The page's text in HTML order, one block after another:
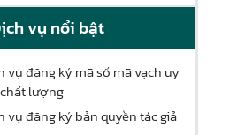
vụ nổi bật
vụ đăng ký mã số mã vạch uy
lượng
vụ đăng ký bản quyền tác giả